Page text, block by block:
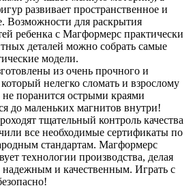
развивает пространственное и
Возможности для раскрытия
ребенка с Магформерс практически
деталей можно собрать самые
модели.
из очень прочного и
нелегко сломать и взрослому
поранится острыми краями
до маленьких магнитов внутри!
тщательный контроль качества
все необходимые сертификаты по
стандартам. Магформерс
технологии производства, делая
надежным и качественным. Играть с